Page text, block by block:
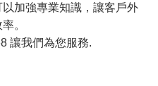
加強專業知識，讓客戶外
。
讓我們為您服務.